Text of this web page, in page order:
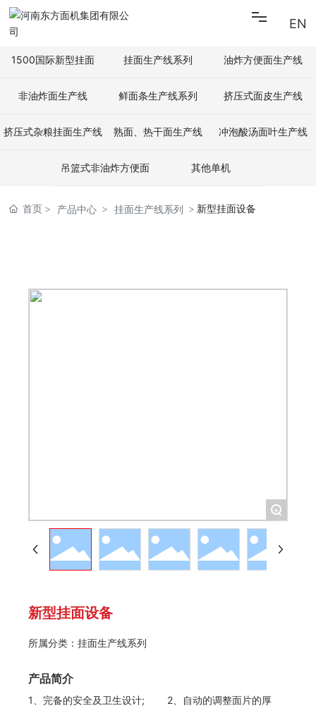
首页
关于东方
EN
1500国际新型挂面 挂面生产线系列 油炸方便面生产线
非油炸面生产线 鲜面条生产线系列 挤压式面皮生产线
挤压式杂粮挂面生产线 熟面、热干面生产线 冲泡酸汤面叶生产线
吊篮式非油炸方便面 其他单机
首页 产品中心 挂面生产线系列 新型挂面设备
+
新型挂面设备
所属分类： 挂面生产线系列
产品简介
1、完备的安全及卫生设计; 2、自动的调整面片的厚